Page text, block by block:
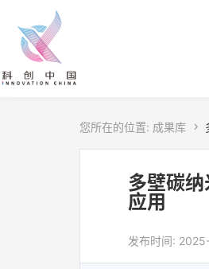
您所在的位置: 成果库 
多壁碳
应用
发布时间: